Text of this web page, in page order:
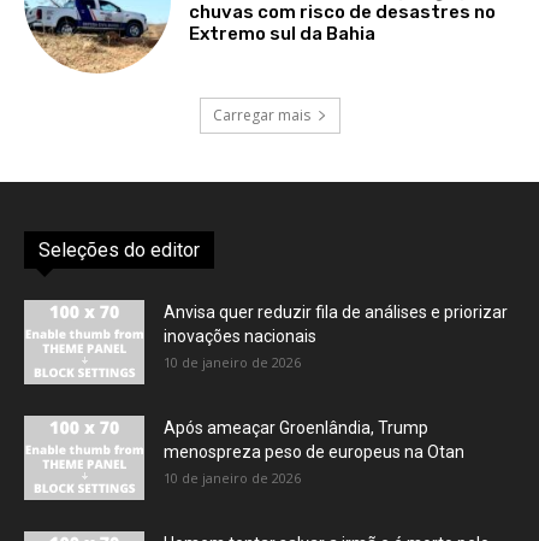
chuvas com risco de desastres no
Extremo sul da Bahia
Carregar mais
Seleções do editor
Anvisa quer reduzir fila de análises e priorizar
inovações nacionais
10 de janeiro de 2026
Após ameaçar Groenlândia, Trump
menospreza peso de europeus na Otan
10 de janeiro de 2026